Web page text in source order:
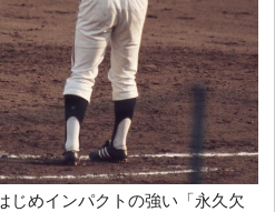
じめインパクトの強い「永久欠